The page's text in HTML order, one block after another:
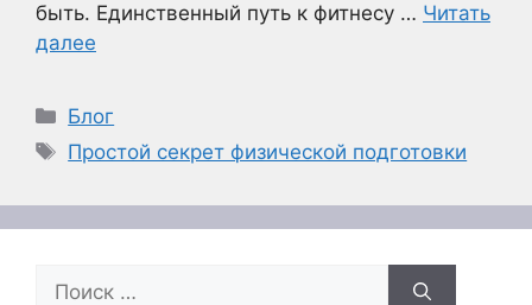
быть. Единственный путь к фитнесу … Читать
далее
Рубрики
Блог
Метки
Простой секрет физической подготовки
Поиск: